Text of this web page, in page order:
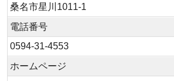
桑名市星川1011-1
電話番号
0594-31-4553
ホームページ